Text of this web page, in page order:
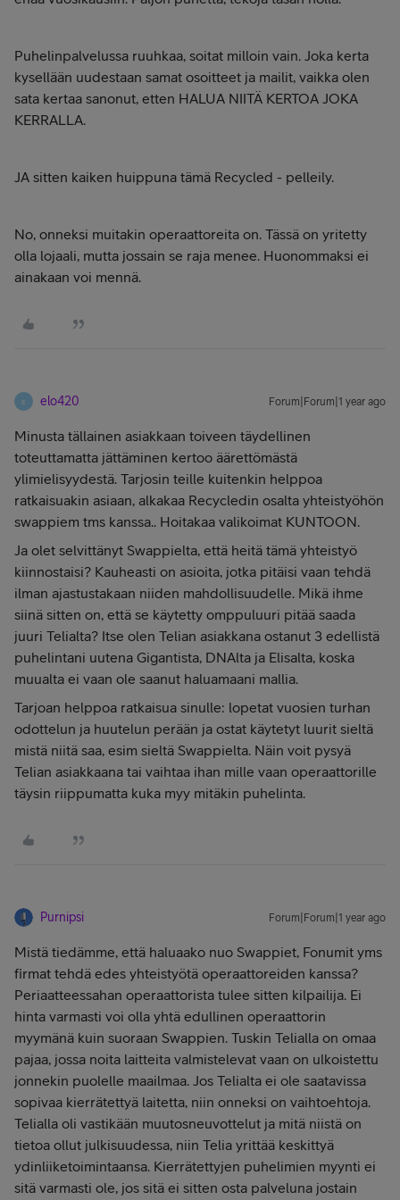
Puhelinpalvelussa ruuhkaa, soitat milloin vain. Joka kerta
kysellään uudestaan samat osoitteet ja mailit, vaikka olen
sata kertaa sanonut, etten HALUA NIITÄ KERTOA JOKA
KERRALLA.
JA sitten kaiken huippuna tämä Recycled - pelleily.
No, onneksi muitakin operaattoreita on. Tässä on yritetty
olla lojaali, mutta jossain se raja menee. Huonommaksi ei
ainakaan voi mennä.
E elo420 Forum|Forum|1 year ago
Minusta tällainen asiakkaan toiveen täydellinen
toteuttamatta jättäminen kertoo äärettömästä
ylimielisyydestä. Tarjosin teille kuitenkin helppoa
ratkaisuakin asiaan, alkakaa Recycledin osalta yhteistyöhön
swappiem tms kanssa.. Hoitakaa valikoimat KUNTOON.
Ja olet selvittänyt Swappielta, että heitä tämä yhteistyö
kiinnostaisi? Kauheasti on asioita, jotka pitäisi vaan tehdä
ilman ajastustakaan niiden mahdollisuudelle. Mikä ihme
siinä sitten on, että se käytetty omppuluuri pitää saada
juuri Telialta? Itse olen Telian asiakkana ostanut 3 edellistä
puhelintani uutena Gigantista, DNAlta ja Elisalta, koska
muualta ei vaan ole saanut haluamaani mallia.
Tarjoan helppoa ratkaisua sinulle: lopetat vuosien turhan
odottelun ja huutelun perään ja ostat käytetyt luurit sieltä
mistä niitä saa, esim sieltä Swappielta. Näin voit pysyä
Telian asiakkaana tai vaihtaa ihan mille vaan operaattorille
täysin riippumatta kuka myy mitäkin puhelinta.
Purnipsi Forum|Forum|1 year ago
Mistä tiedämme, että haluaako nuo Swappiet, Fonumit yms
firmat tehdä edes yhteistyötä operaattoreiden kanssa?
Periaatteessahan operaattorista tulee sitten kilpailija. Ei
hinta varmasti voi olla yhtä edullinen operaattorin
myymänä kuin suoraan Swappien. Tuskin Telialla on omaa
pajaa, jossa noita laitteita valmistelevat vaan on ulkoistettu
jonnekin puolelle maailmaa. Jos Telialta ei ole saatavissa
sopivaa kierrätettyä laitetta, niin onneksi on vaihtoehtoja.
Telialla oli vastikään muutosneuvottelut ja mitä niistä on
tietoa ollut julkisuudessa, niin Telia yrittää keskittyä
ydinliiketoimintaansa. Kierrätettyjen puhelimien myynti ei
sitä varmasti ole, jos sitä ei sitten osta palveluna jostain